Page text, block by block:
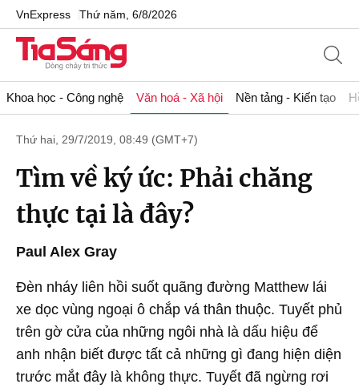
VnExpress Thứ năm, 6/8/2026
Khoa học - Công nghệ Văn hoá - Xã hội Nền tảng - Kiến tạo
Thứ hai, 29/7/2019, 08:49 (GMT+7)
Tìm về ký ức: Phải chăng
thực tại là đây?
Paul Alex Gray
Đèn nháy liên hồi suốt quãng đường Matthew lái
xe dọc vùng ngoại ô chắp vá thân thuộc. Tuyết phủ
trên gờ cửa của những ngôi nhà là dấu hiệu để
anh nhận biết được tất cả những gì đang hiện diện
trước mắt đây là không thực. Tuyết đã ngừng rơi